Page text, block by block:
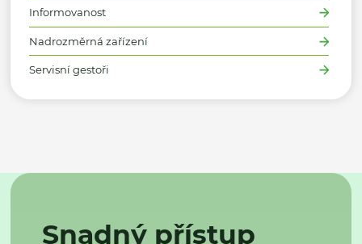
Informovanost
Nadrozměrná zařízení
Servisní gestoři
Snadný přístup